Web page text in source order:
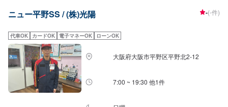
すので、当店にお任せください！【当店までのアクセス】当店は「南港中7交
路からアクセス可能です。
ニュー平野SS / (株)光陽 -(-件)
代車OK カードOK 電子マネーOK ローンOK
大阪府大阪市平野区平野北2-12
7:00 ~ 19:30 他1件